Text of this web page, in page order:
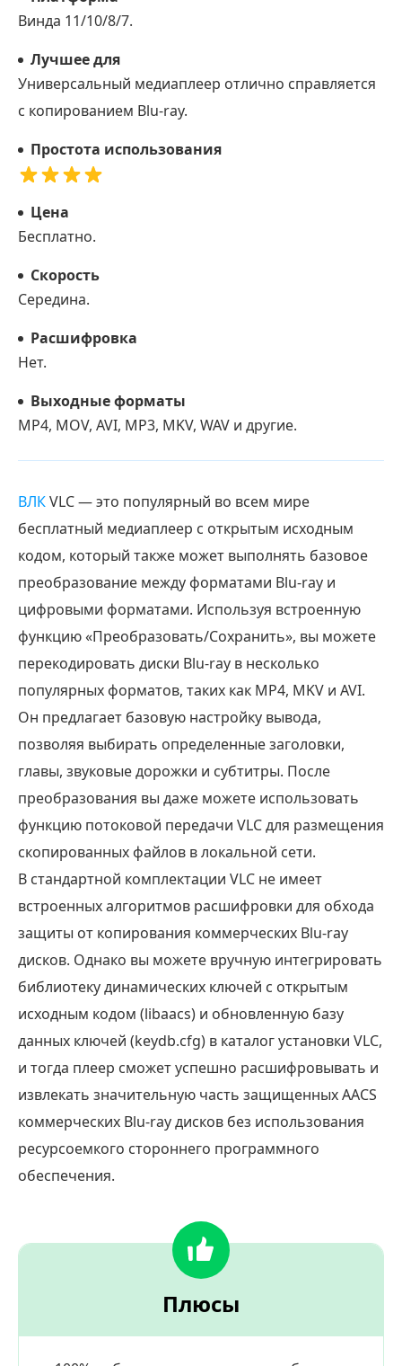
Винда 11/10/8/7.
Лучшее для
Универсальный медиаплеер отлично справляется
с копированием Blu-ray.
Простота использования
Цена
Бесплатно.
Скорость
Середина.
Расшифровка
Нет.
Выходные форматы
MP4, MOV, AVI, MP3, MKV, WAV и другие.
ВЛКVLC — это популярный во всем мире
бесплатный медиаплеер с открытым исходным
кодом, который также может выполнять базовое
преобразование между форматами Blu-ray и
цифровыми форматами. Используя встроенную
функцию «Преобразовать/Сохранить», вы можете
перекодировать диски Blu-ray в несколько
популярных форматов, таких как MP4, MKV и AVI.
Он предлагает базовую настройку вывода,
позволяя выбирать определенные заголовки,
главы, звуковые дорожки и субтитры. После
преобразования вы даже можете использовать
функцию потоковой передачи VLC для размещения
скопированных файлов в локальной сети.
В стандартной комплектации VLC не имеет
встроенных алгоритмов расшифровки для обхода
защиты от копирования коммерческих Blu-ray
дисков. Однако вы можете вручную интегрировать
библиотеку динамических ключей с открытым
исходным кодом (libaacs) и обновленную базу
данных ключей (keydb.cfg) в каталог установки VLC,
и тогда плеер сможет успешно расшифровывать и
извлекать значительную часть защищенных AACS
коммерческих Blu-ray дисков без использования
ресурсоемкого стороннего программного
обеспечения.
Плюсы